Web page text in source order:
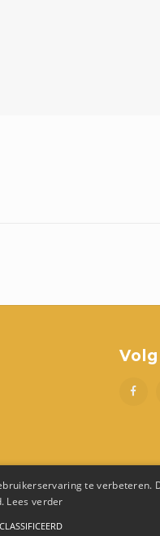
te
Lees verder